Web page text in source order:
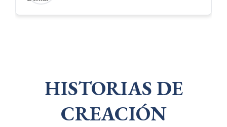
con intención.
HISTORIAS DE
CREACIÓN